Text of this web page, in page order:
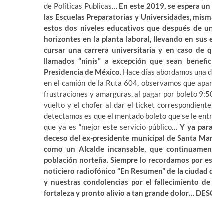
de Políticas Publicas… En este 2019, se espera
las Escuelas Preparatorias y Universidades,
estos dos niveles educativos que después de
horizontes en la planta laboral, llevando en
cursar una carrera universitaria y en caso de
llamados “ninis” a excepción que sean
Presidencia de México. Hace días abordamos una
en el camión de la Ruta 604, observamos que
frustraciones y amarguras, al pagar por boleto
vuelto y el chofer al dar el ticket
detectamos es que el mentado boleto que se le
que ya es “mejor este servicio público… Y ya
deceso del ex-presidente municipal de Santa
como un Alcalde incansable, que
población norteña. Siempre lo recordamos por
noticiero radiofónico “En Resumen” de la
y nuestras condolencias por el fallecimiento
fortaleza y pronto alivio a tan grande dolor…